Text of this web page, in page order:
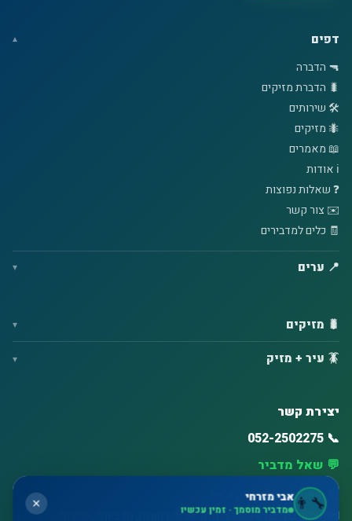
דפים
🔫 הדברה
🐛 הדברת מזיקים
🛠️ שירותים
🐜 מזיקים
📖 מאמרים
ℹ️ אודות
❓ שאלות נפוצות
✉️ צור קשר
🧾 כלים למדבירים
📍 ערים
🐛 מזיקים
🪳 עיר + מזיק
יצירת קשר
📞 052-2502275
💬 שאל מדביר
⏰ זמינות גבוהה – ימים א'–ו'
🗺️ חולון, בת ים, ראשון לציון, תל אביב, רחובות, נס ציונה, אשדוד
👨‍🔧אבי מזרחי
מדביר מוסמך · זמין עכשיו ✕